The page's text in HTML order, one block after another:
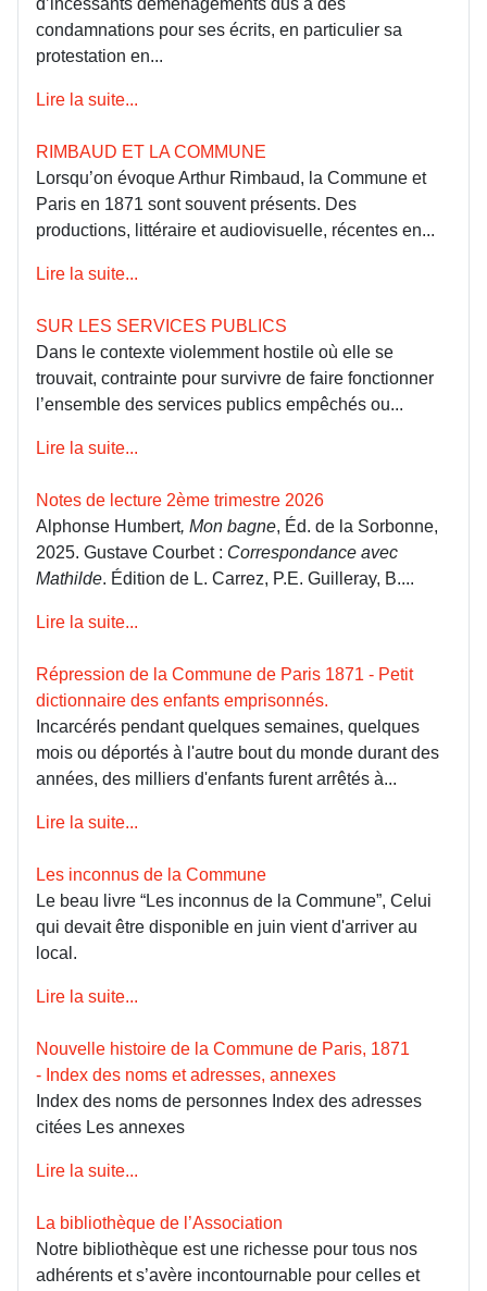
d’incessants déménagements dus à des
condamnations pour ses écrits, en particulier sa
protestation en...
Lire la suite...
RIMBAUD ET LA COMMUNE
Lorsqu’on évoque Arthur Rimbaud, la Commune et
Paris en 1871 sont souvent présents. Des
productions, littéraire et audiovisuelle, récentes en...
Lire la suite...
SUR LES SERVICES PUBLICS
Dans le contexte violemment hostile où elle se
trouvait, contrainte pour survivre de faire fonctionner
l’ensemble des services publics empêchés ou...
Lire la suite...
Notes de lecture 2ème trimestre 2026
Alphonse Humbert, Mon bagne, Éd. de la Sorbonne,
2025. Gustave Courbet : Correspondance avec
Mathilde. Édition de L. Carrez, P.E. Guilleray, B....
Lire la suite...
Répression de la Commune de Paris 1871 - Petit
dictionnaire des enfants emprisonnés.
Incarcérés pendant quelques semaines, quelques
mois ou déportés à l'autre bout du monde durant des
années, des milliers d'enfants furent arrêtés à...
Lire la suite...
Les inconnus de la Commune
Le beau livre “Les inconnus de la Commune”, Celui
qui devait être disponible en juin vient d'arriver au
local.
Lire la suite...
Nouvelle histoire de la Commune de Paris, 1871
- Index des noms et adresses, annexes
Index des noms de personnes Index des adresses
citées Les annexes
Lire la suite...
La bibliothèque de l’Association
Notre bibliothèque est une richesse pour tous nos
adhérents et s’avère incontournable pour celles et